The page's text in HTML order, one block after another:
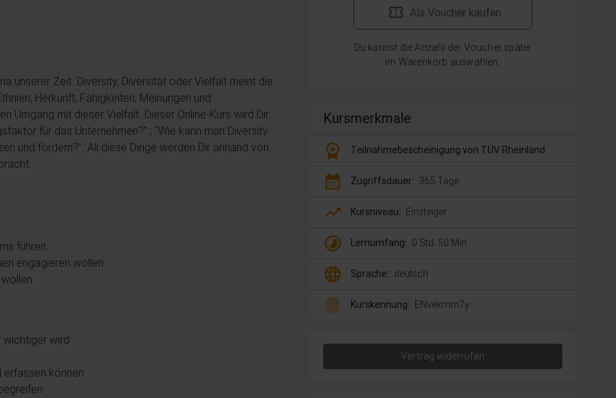
Als Voucher kaufen
Du kannst die Anzahl der Voucher später
im Warenkorb auswählen.
Kursmerkmale
workspace_premium Teilnahmebescheinigung von TÜV Rheinland
calendar_month Zugriffsdauer: 365 Tage
trending_up Kursniveau: Einsteiger
timelapse Lernumfang: 0 Std. 50 Min.
language Sprache: deutsch
fingerprint Kurskennung: ENvekmrn7y
Vertrag widerrufen
unserer Zeit. Diversity, Diversität oder Vielfalt meint die
Herkunft, Fähigkeiten, Meinungen und
Umgang mit dieser Vielfalt. Dieser Online-Kurs wird Dir
für das Unternehmen?" ; "Wie kann man Diversity
und fördern?". All diese Dinge werden Dir anhand von
führen.
engagieren wollen.
wichtiger wird
erfassen können